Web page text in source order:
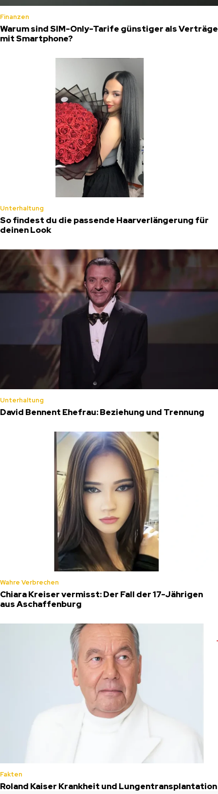
Finanzen
Warum sind SIM-Only-Tarife günstiger als Verträge
mit Smartphone?
Unterhaltung
So findest du die passende Haarverlängerung für
deinen Look
Unterhaltung
David Bennent Ehefrau: Beziehung und Trennung
Wahre Verbrechen
Chiara Kreiser vermisst: Der Fall der 17-Jährigen
aus Aschaffenburg
Fakten
Roland Kaiser Krankheit und Lungentransplantation